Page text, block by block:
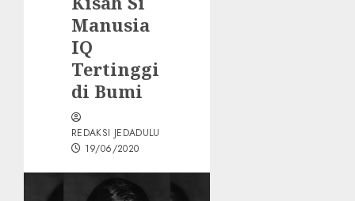
Manusia
IQ
Tertinggi
di Bumi
REDAKSI JEDADULU
19/06/2020